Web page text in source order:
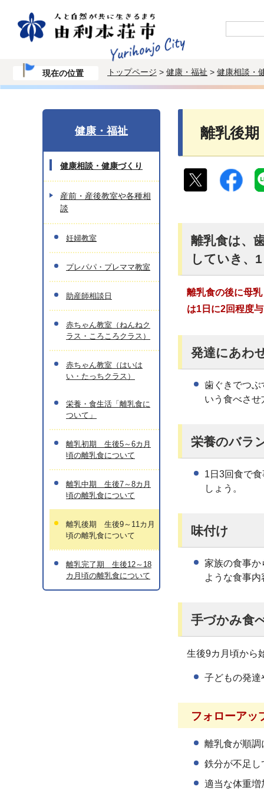
現在の位置 トップページ > 健康・福祉 > 健康相談・
離乳後
離乳食は、
していき、
離乳食の後に母
は1日に2回程度
発達にあわ
歯ぐきでつぶ
いう食べさ
栄養のバラ
1日3回食で
しょう。
味付け
家族の食事か
ような食事
手づかみ食
生後9カ月頃から
子どもの発達
フォローアッ
離乳食が順調
鉄分が不足し
適当な体重増
健康・福祉
健康相談・健康づくり
産前・産後教室や各種相
談
妊婦教室
プレパパ・プレママ教室
助産師相談日
赤ちゃん教室（ねんねク
ラス・ころころクラス）
赤ちゃん教室（はいは
い・たっちクラス）
栄養・食生活「離乳食に
ついて」
離乳初期 生後5～6カ月
頃の離乳食について
離乳中期 生後7～8カ月
頃の離乳食について
離乳後期 生後9～11カ月
頃の離乳食について
離乳完了期 生後12～18
カ月頃の離乳食について